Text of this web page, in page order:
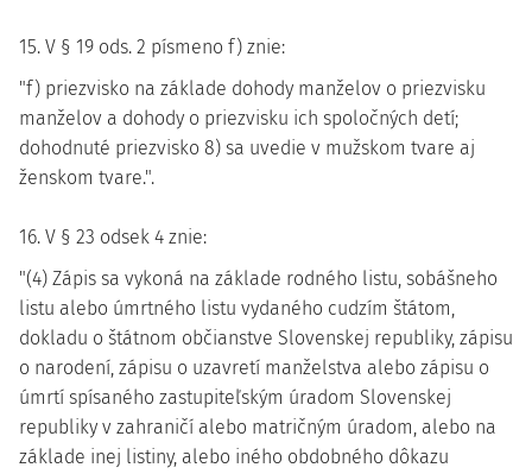
15. V § 19 ods. 2 písmeno f) znie:
"f) priezvisko na základe dohody manželov o priezvisku
manželov a dohody o priezvisku ich spoločných detí;
dohodnuté priezvisko 8) sa uvedie v mužskom tvare aj
ženskom tvare.".
16. V § 23 odsek 4 znie:
"(4) Zápis sa vykoná na základe rodného listu, sobášneho
listu alebo úmrtného listu vydaného cudzím štátom,
dokladu o štátnom občianstve Slovenskej republiky, zápisu
o narodení, zápisu o uzavretí manželstva alebo zápisu o
úmrtí spísaného zastupiteľským úradom Slovenskej
republiky v zahraničí alebo matričným úradom, alebo na
základe inej listiny, alebo iného obdobného dôkazu